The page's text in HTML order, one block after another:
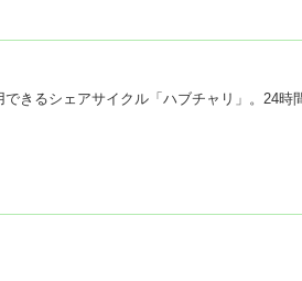
きるシェアサイクル「ハブチャリ」。24時